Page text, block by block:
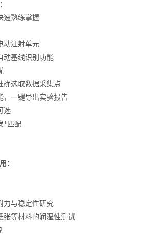
速熟练掌握
动注射单元
动基线识别功能
确选取数据采集点
，一键导出实验报告
选
*匹配
：
力与稳定性研究
张等材料的润湿性测试